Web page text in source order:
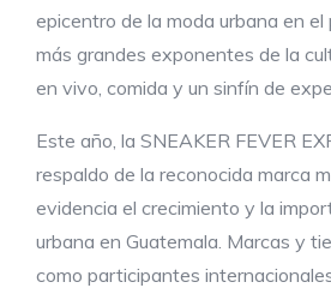
epicentro de la moda urbana en el
más grandes exponentes de la
en vivo, comida y un sinfín de
Este año, la SNEAKER FEVER
respaldo de la reconocida marca
evidencia el crecimiento y la
urbana en Guatemala. Marcas y
como participantes